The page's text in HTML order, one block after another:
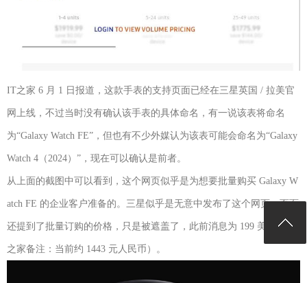
IT之家 6 月 1 日报道，这款手表的支持页面已经在三星英国 / 拉美官
网上线，不过当时没有确认该手表的具体命名，有一说该表将命名
为“Galaxy Watch FE”，但也有不少外媒认为该表可能会命名为“Galaxy
Watch 4（2024）”，现在可以确认是前者。
从上面的截图中可以看到，这个网页似乎是为想要批量购买 Galaxy W
atch FE 的企业客户准备的。三星似乎是无意中发布了这个网页。页面
还提到了批量订购的价格，只是被遮盖了，此前消息为 199 美元（IT
之家备注：当前约 1443 元人民币）。